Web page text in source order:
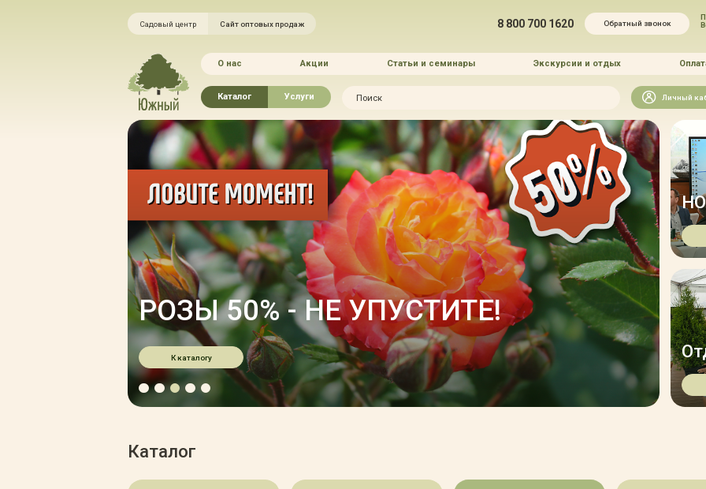
Садовый центр Сайт оптовых продаж 8 800 700 1620 Обратный звонок
О нас Акции Статьи и семинары Экскурсии и отдых
Каталог
Рассада овощей
Хвойные растения
Плодово-ягодные растения
Лиственные растения
Водные растения
Растения вертикального
озеленения
Формованные растения
Экостория
Товары для сада
Грунты, удобрения, отсыпка
Зимние товары
Крупномеры
Консультации специалистов
Доставка
Услуги
Ландшафтный дизайн
Благоустройство и озеленение
Зелёный доктор
Зимние услуги
Уход за садом
Портфолио
Прайс-листы
Правила оказания услуг
Доставка
Оплата
Гарантии
Автополив
Искать
Личный
РОЗЫ 50% - НЕ УПУСТИТЕ!
К каталогу
Каталог